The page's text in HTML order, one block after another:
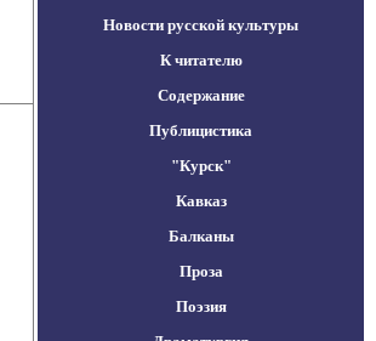
Новости русской культуры
К читателю
Содержание
Публицистика
"Курск"
Кавказ
Балканы
Проза
Поэзия